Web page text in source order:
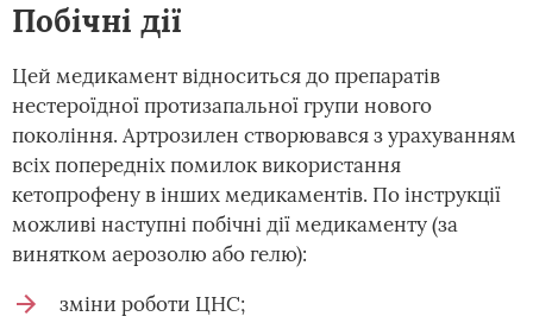
Побічні дії
Цей медикамент відноситься до препаратів
нестероїдної протизапальної групи нового
покоління. Артрозилен створювався з урахуванням
всіх попередніх помилок використання
кетопрофену в інших медикаментів. По інструкції
можливі наступні побічні дії медикаменту (за
винятком аерозолю або гелю):
зміни роботи ЦНС;